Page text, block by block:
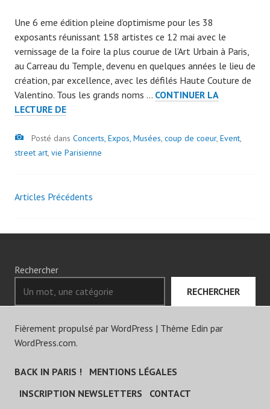
r
a
d
m
i
n
7
9
Une 6 eme édition pleine d’optimisme pour les 38
exposants réunissant 158 artistes ce 12 mai avec le
vernissage de la foire la plus courue de l’Art Urbain à Paris,
au Carreau du Temple, devenu en quelques années le lieu de
création, par excellence, avec les défilés Haute Couture de
Valentino. Tous les grands noms … CONTINUER LA
LECTURE DEURBAN
FAIR
CARREAU
Image
Posté dans Concerts, Expos, Musées, coup de coeur, Event,
street art, vie Parisienne
Navigation
des
articles
Articles Précédents
Rechercher
RECHERCHER
Fièrement propulsé par WordPress | Thème Edin par
WordPress.com.
BACK IN PARIS !
MENTIONS LÉGALES
INSCRIPTION NEWSLETTERS
CONTACT